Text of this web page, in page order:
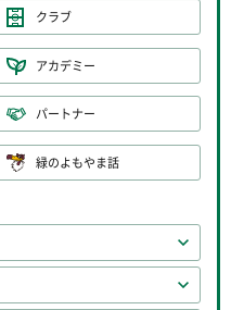
クラブ
アカデミー
パートナー
緑のよもやま話